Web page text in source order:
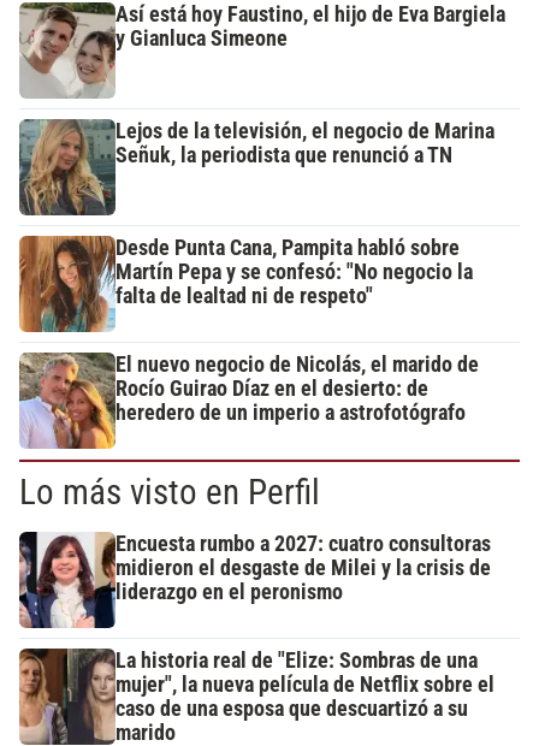
Así está hoy Faustino, el hijo de Eva Bargiela
y Gianluca Simeone
Lejos de la televisión, el negocio de Marina
Señuk, la periodista que renunció a TN
Desde Punta Cana, Pampita habló sobre
Martín Pepa y se confesó: "No negocio la
falta de lealtad ni de respeto"
El nuevo negocio de Nicolás, el marido de
Rocío Guirao Díaz en el desierto: de
heredero de un imperio a astrofotógrafo
Lo más visto en Perfil
Encuesta rumbo a 2027: cuatro consultoras
midieron el desgaste de Milei y la crisis de
liderazgo en el peronismo
La historia real de "Elize: Sombras de una
mujer", la nueva película de Netflix sobre el
caso de una esposa que descuartizó a su
marido